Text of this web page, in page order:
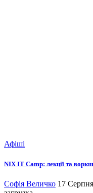
Афіші
NIX IT Camp: лекції та
Софія Величко 17